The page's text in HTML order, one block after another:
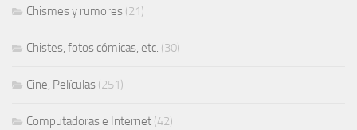
Chismes y rumores (21)
Chistes, fotos cómicas, etc. (30)
Cine, Películas (251)
Computadoras e Internet (42)